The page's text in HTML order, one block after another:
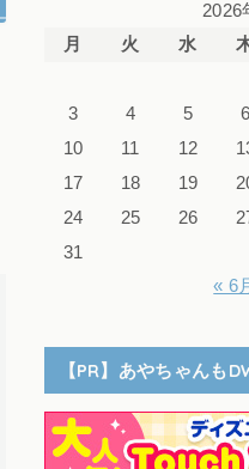
2026
月
火 水
3
4 5 6
10
11 12
17
18 19
24
25 26
31
« 6
【PR】あやちゃんも